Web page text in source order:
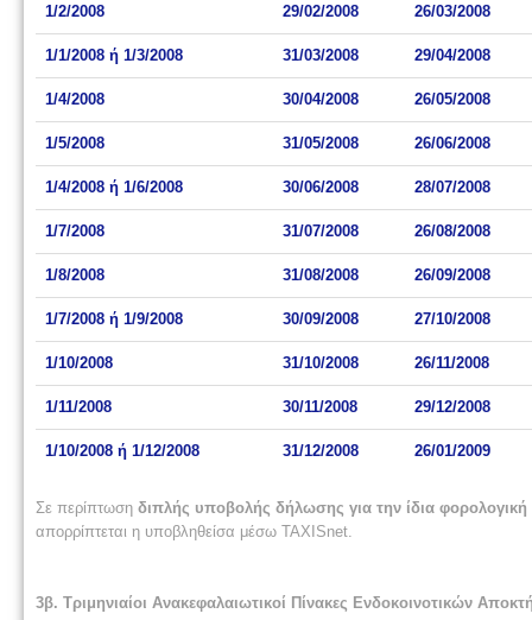
1/2/2008 29/02/2008 26/03/2008
1/1/2008 ή 1/3/2008 31/03/2008 29/04/2008
1/4/2008 30/04/2008 26/05/2008
1/5/2008 31/05/2008 26/06/2008
1/4/2008 ή 1/6/2008 30/06/2008 28/07/2008
1/7/2008 31/07/2008 26/08/2008
1/8/2008 31/08/2008 26/09/2008
1/7/2008 ή 1/9/2008 30/09/2008 27/10/2008
1/10/2008 31/10/2008 26/11/2008
1/11/2008 30/11/2008 29/12/2008
1/10/2008 ή 1/12/2008 31/12/2008 26/01/2009
Σε περίπτωση διπλής υποβολής δήλωσης για την ίδια φορολογική
απορρίπτεται η υποβληθείσα μέσω TAXISnet.
3β. Τριμηνιαίοι Ανακεφαλαιωτικοί Πίνακες Ενδοκοινοτικών